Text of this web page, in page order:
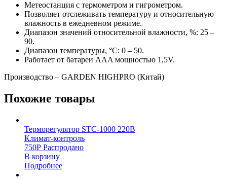
Метеостанция с термометром и гигрометром.
Позволяет отслеживать температуру и относительную
влажность в ежедневном режиме.
Диапазон значений относительной влажности, %: 25 –
90.
Диапазон температуры, °С: 0 – 50.
Работает от батареи AAA мощностью 1,5V.
Производство – GARDEN HIGHPRO (Китай)
Похожие товары
Терморегулятор STC-1000 220В
Климат-контроль
750Р Распродано
В корзину
Подробнее